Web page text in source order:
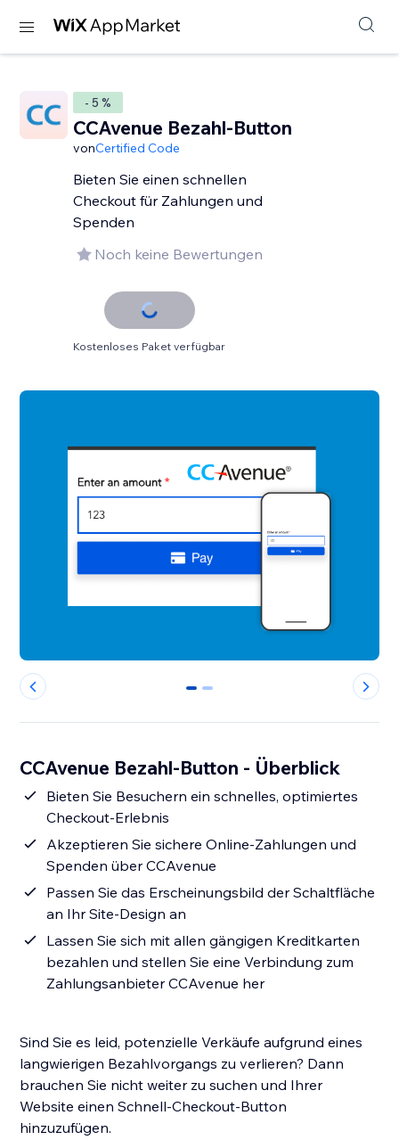
- 5 %
CCAvenue Bezahl-Button
vonCertified Code
Bieten Sie einen schnellen
Checkout für Zahlungen und
Spenden
Noch keine Bewertungen
Kostenloses Paket verfügbar
0 1
CCAvenue Bezahl-Button - Überblick
Bieten Sie Besuchern ein schnelles, optimiertes
Checkout-Erlebnis
Akzeptieren Sie sichere Online-Zahlungen und
Spenden über CCAvenue
Passen Sie das Erscheinungsbild der Schaltfläche
an Ihr Site-Design an
Lassen Sie sich mit allen gängigen Kreditkarten
bezahlen und stellen Sie eine Verbindung zum
Zahlungsanbieter CCAvenue her
Sind Sie es leid, potenzielle Verkäufe aufgrund eines
langwierigen Bezahlvorgangs zu verlieren? Dann
brauchen Sie nicht weiter zu suchen und Ihrer
Website einen Schnell-Checkout-Button
hinzuzufügen.